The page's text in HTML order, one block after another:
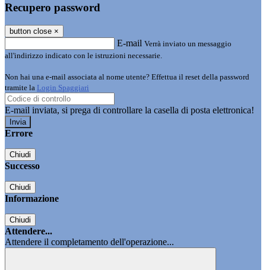
Recupero password
button close ×
E-mail Verrà inviato un messaggio
all'indirizzo indicato con le istruzioni necessarie.
Non hai una e-mail associata al nome utente? Effettua il reset della password
tramite la Login Spaggiari
E-mail inviata, si prega di controllare la casella di posta elettronica!
Errore
Chiudi
Successo
Chiudi
Informazione
Chiudi
Attendere...
Attendere il completamento dell'operazione...